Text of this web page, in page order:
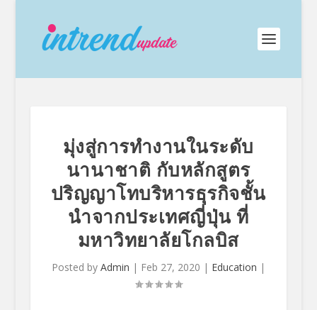
มุ่งสู่การทำงานในระดับ
นานาชาติ กับหลักสูตร
ปริญญาโทบริหารธุรกิจชั้น
นำจากประเทศญี่ปุ่น ที่
มหาวิทยาลัยโกลบิส
Posted by Admin | Feb 27, 2020 | Education |